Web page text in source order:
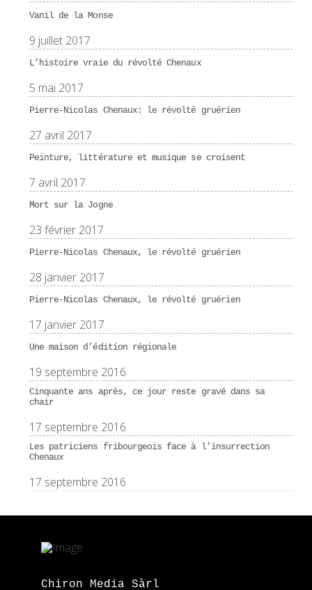
Vanil de la Monse
9 juillet 2017
L’histoire vraie du révolté Chenaux
5 mai 2017
Pierre-Nicolas Chenaux: le révolté gruérien
27 avril 2017
Peinture, littérature et musique se croisent
7 avril 2017
Mort sur la Jogne
23 février 2017
Pierre-Nicolas Chenaux, le révolté gruérien
28 janvier 2017
Pierre-Nicolas Chenaux, le révolté gruérien
17 janvier 2017
Une maison d’édition régionale
19 septembre 2016
Cinquante ans après, ce jour reste gravé dans sa
chair
17 septembre 2016
Les patriciens fribourgeois face à l’insurrection
Chenaux
17 septembre 2016
Chiron Media Sàrl